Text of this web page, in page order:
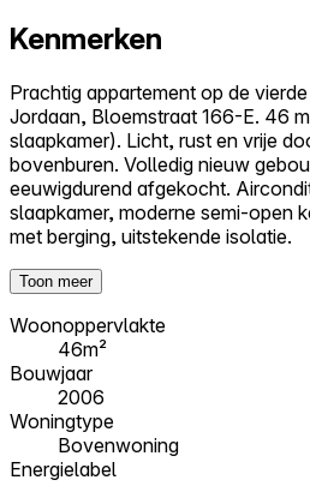
Kenmerken
Prachtig appartement op de
Jordaan, Bloemstraat 166-E. 46
slaapkamer). Licht, rust en vrije
bovenburen. Volledig nieuw
eeuwigdurend afgekocht.
slaapkamer, moderne semi-open
met berging, uitstekende isolatie.
Toon meer
Woonoppervlakte
46m²
Bouwjaar
2006
Woningtype
Bovenwoning
Energielabel